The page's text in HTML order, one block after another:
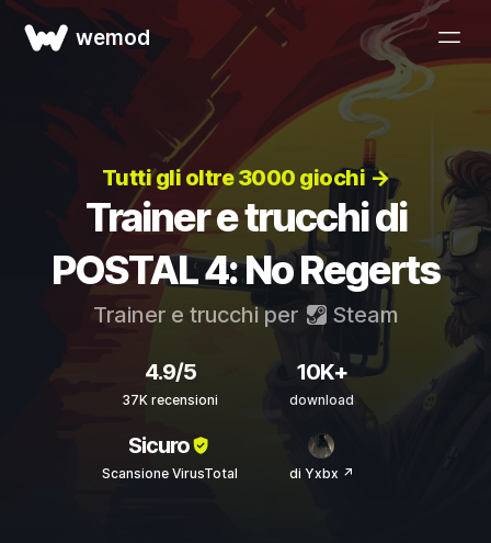
wemod
Tutti gli oltre 3000 giochi →
Trainer e trucchi di
POSTAL 4: No Regerts
Trainer e trucchi per Steam
4.9/5
37K recensioni
10K+
download
Sicuro
Scansione VirusTotal di Yxbx ↗